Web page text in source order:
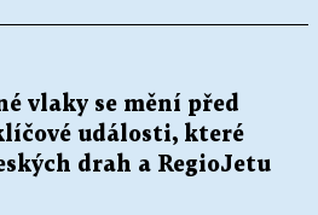
vlaky se mění před
události, které
drah a RegioJetu